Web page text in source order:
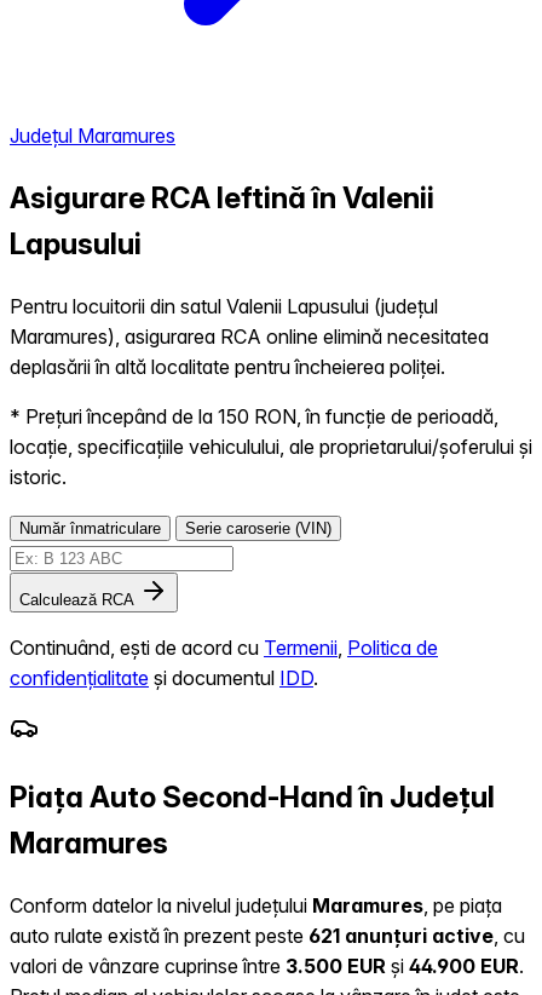
Județul Maramures
Asigurare RCA Ieftină în Valenii
Lapusului
Pentru locuitorii din satul Valenii Lapusului (județul
Maramures), asigurarea RCA online elimină necesitatea
deplasării în altă localitate pentru încheierea poliței.
* Prețuri începând de la 150 RON, în funcție de perioadă,
locație, specificațiile vehiculului, ale proprietarului/șoferului și
istoric.
Număr înmatriculare Serie caroserie (VIN)
Calculează RCA
Continuând, ești de acord cu Termenii Politica de
confidențialitate și documentul IDD.
Piața Auto Second-Hand în Județul
Maramures
Conform datelor la nivelul județului Maramures , pe piața
auto rulate există în prezent peste 621 anunțuri active , cu
valori de vânzare cuprinse între 3.500 EUR și 44.900 EUR.